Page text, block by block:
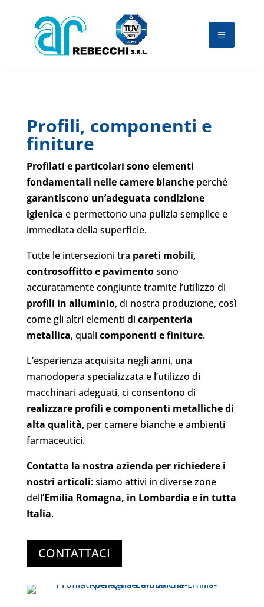
Profili, componenti e
finiture
Profilati e particolari sono elementi
fondamentali nelle camere bianche perché
garantiscono un’adeguata condizione
igienica e permettono una pulizia semplice e
immediata della superficie.
Tutte le intersezioni tra pareti mobili,
controsoffitto e pavimentosono
accuratamente congiunte tramite l’utilizzo di
profili in alluminio, di nostra produzione, così
come gli altri elementi di carpenteria
metallica, quali componenti e finiture.
L’esperienza acquisita negli anni, una
manodopera specializzata e l’utilizzo di
macchinari adeguati, ci consentono di
realizzare profili e componenti metalliche di
alta qualità, per camere bianche e ambienti
farmaceutici.
Contatta la nostra azienda per richiedere i
nostri articoli: siamo attivi in diverse zone
dell’Emilia Romagna, in Lombardia e in tutta
Italia.
CONTATTACI